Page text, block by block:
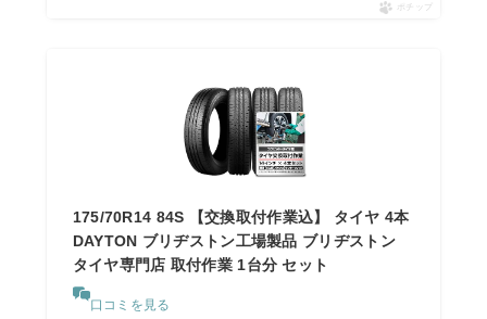
ポチップ
175/70R14 84S 【交換取付作業込】 タイヤ 4本
DAYTON ブリヂストン工場製品 ブリヂストン
タイヤ専門店 取付作業 1台分 セット
口コミを見る